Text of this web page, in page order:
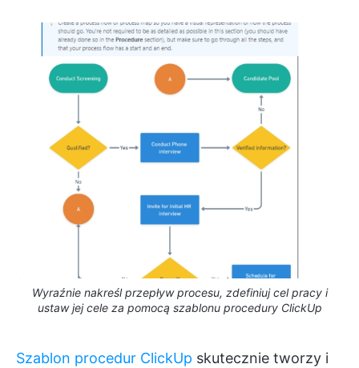
Wyraźnie nakreśl przepływ procesu, zdefiniuj cel pracy i
ustaw jej cele za pomocą szablonu procedury ClickUp
Szablon procedur ClickUp skutecznie tworzy i